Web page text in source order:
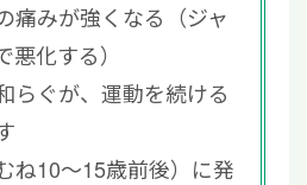
痛みが強くなる（ジャ
化する）
らぐが、運動を続ける
ね10～15歳前後）に発